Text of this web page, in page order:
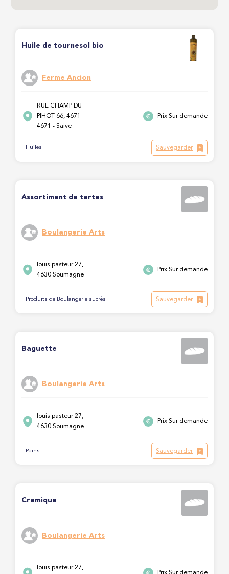
Huile de tournesol bio
Ferme Ancion
RUE CHAMP DU
PIHOT 66, 4671
4671 - Saive
Prix Sur demande
Huiles Sauvegarder
Assortiment de tartes
Boulangerie Arts
louis pasteur 27,
4630 Soumagne
Prix Sur demande
Produits de Boulangerie sucrés Sauvegarder
Baguette
Boulangerie Arts
louis pasteur 27,
4630 Soumagne
Prix Sur demande
Pains Sauvegarder
Cramique
Boulangerie Arts
louis pasteur 27,